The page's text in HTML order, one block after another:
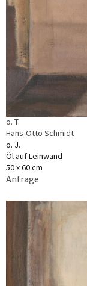
o. T.
Hans-Otto Schmidt
o. J.
Öl auf Leinwand
50 x 60 cm
Anfrage